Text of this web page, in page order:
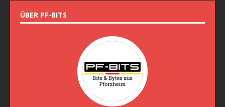
ÜBER PF-BITS